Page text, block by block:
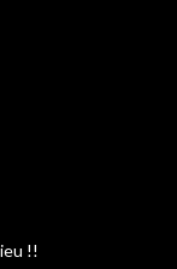
!!